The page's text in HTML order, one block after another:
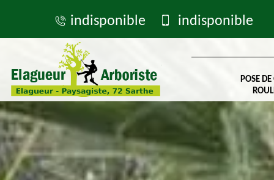
indisponible indisponible
POSE